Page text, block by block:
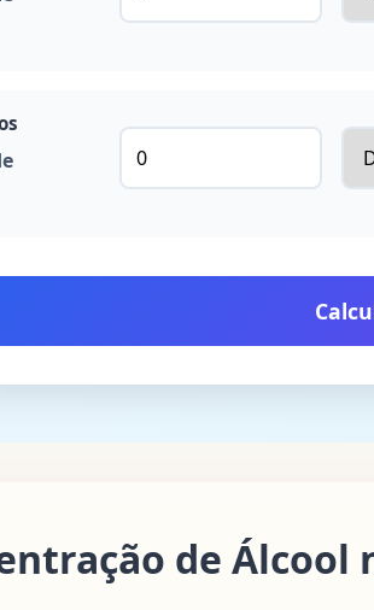
de Álcool